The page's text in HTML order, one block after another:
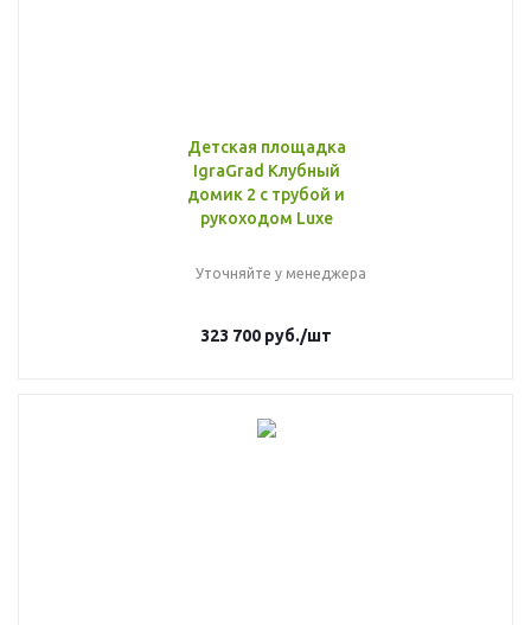
Детская площадка
IgraGrad Клубный
домик 2 с трубой и
рукоходом Luxe
Уточняйте у менеджера
323 700 руб./шт